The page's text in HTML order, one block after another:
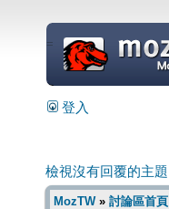
=
登入
檢視沒有回覆的主題
MozTW» 討論區首頁